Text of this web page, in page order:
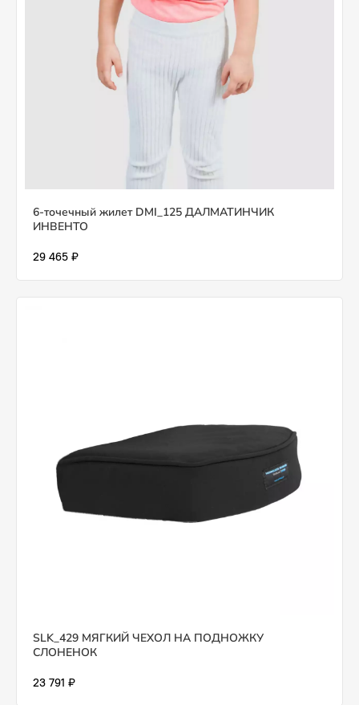
6-точечный жилет DMI_125 ДАЛМАТИНЧИК
ИНВЕНТО
29 465 ₽
SLK_429 МЯГКИЙ ЧЕХОЛ НА ПОДНОЖКУ
СЛОНЕНОК
23 791 ₽